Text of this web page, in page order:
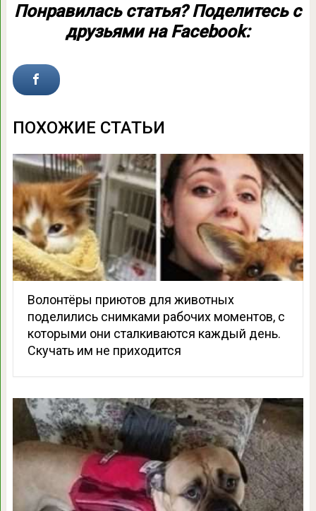
Понравилась статья? Поделитесь с
друзьями на Facebook:
ПОХОЖИЕ СТАТЬИ
Волонтёры приютов для животных
поделились снимками рабочих моментов, с
которыми они сталкиваются каждый день.
Скучать им не приходится